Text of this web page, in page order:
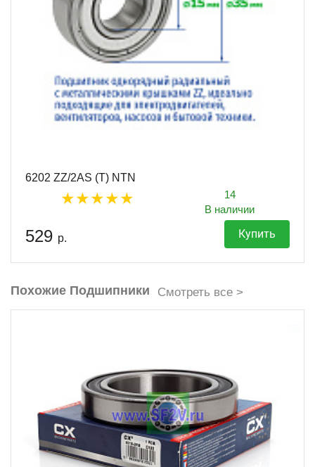
6202 ZZ/2AS (T) NTN
14
В наличии
529 р. Купить
Похожие Подшипники Смотреть все >